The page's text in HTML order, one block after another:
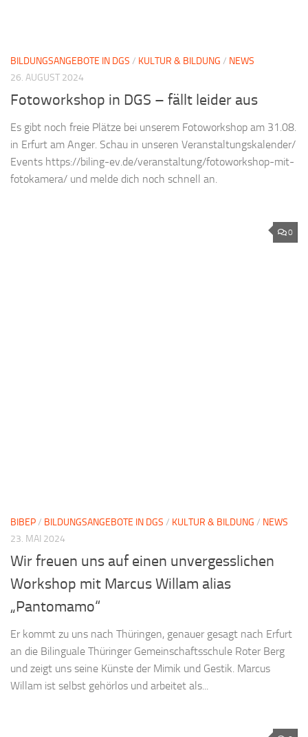
BILDUNGSANGEBOTE IN DGS / KULTUR & BILDUNG / NEWS
26. AUGUST 2024
Fotoworkshop in DGS – fällt leider aus
Es gibt noch freie Plätze bei unserem Fotoworkshop am 31.08.
in Erfurt am Anger. Schau in unseren Veranstaltungskalender/
Events https://biling-ev.de/veranstaltung/fotoworkshop-mit-
fotokamera/ und melde dich noch schnell an.
0
BIBEP/ BILDUNGSANGEBOTE IN DGS / KULTUR & BILDUNG / NEWS
23. MAI 2024
Wir freuen uns auf einen unvergesslichen
Workshop mit Marcus Willam alias
„Pantomamo“
Er kommt zu uns nach Thüringen, genauer gesagt nach Erfurt
an die Bilinguale Thüringer Gemeinschaftsschule Roter Berg
und zeigt uns seine Künste der Mimik und Gestik. Marcus
Willam ist selbst gehörlos und arbeitet als...